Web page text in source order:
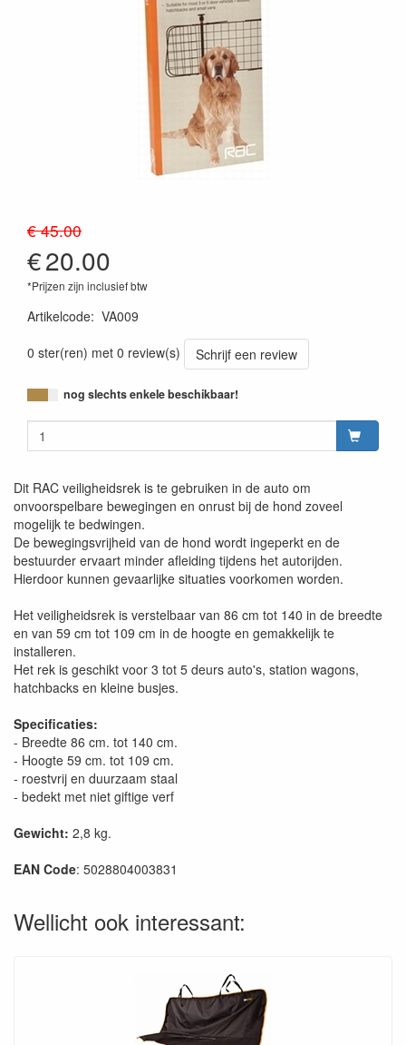
€ 45.00
€20.00
*Prijzen zijn inclusief btw
Artikelcode: VA009
0 ster(ren) met 0 review(s)
Schrijf een review
nog slechts enkele beschikbaar!
Dit RAC veiligheidsrek is te gebruiken in de auto om
onvoorspelbare bewegingen en onrust bij de hond zoveel
mogelijk te bedwingen.
De bewegingsvrijheid van de hond wordt ingeperkt en de
bestuurder ervaart minder afleiding tijdens het autorijden.
Hierdoor kunnen gevaarlijke situaties voorkomen worden.
Het veiligheidsrek is verstelbaar van 86 cm tot 140 in de breedte
en van 59 cm tot 109 cm in de hoogte en gemakkelijk te
installeren.
Het rek is geschikt voor 3 tot 5 deurs auto's, station wagons,
hatchbacks en kleine busjes.
Specificaties:
- Breedte 86 cm. tot 140 cm.
- Hoogte 59 cm. tot 109 cm.
- roestvrij en duurzaam staal
- bedekt met niet giftige verf
Gewicht: 2,8 kg.
EAN Code: 5028804003831
Wellicht ook interessant: